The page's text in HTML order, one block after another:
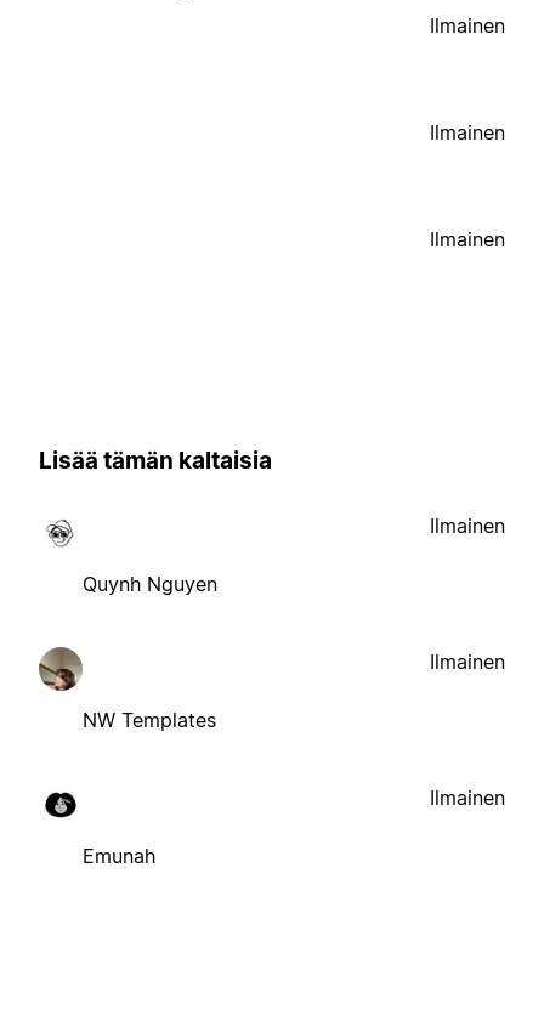
Ilmainen
Ilmainen
Ilmainen
Lisää tämän kaltaisia
Quynh Nguyen
Ilmainen
NW Templates
Ilmainen
Emunah
Ilmainen